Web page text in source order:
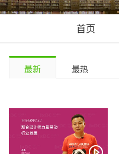
首页
最新 最热